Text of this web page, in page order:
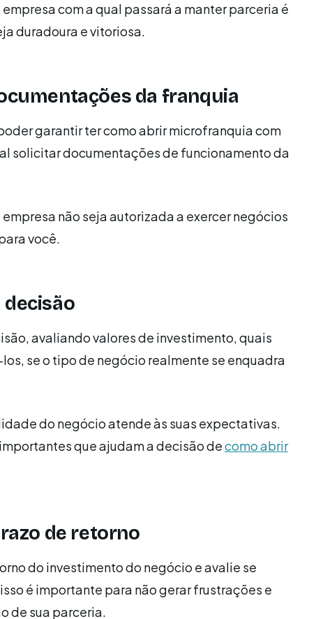
com a qual passará a manter parceria é
duradoura e vitoriosa.
da franquia
garantir ter como abrir microfranquia com
solicitar documentações de funcionamento da
não seja autorizada a exercer negócios
você.
decisão
avaliando valores de investimento, quais
se o tipo de negócio realmente se enquadra
do negócio atende às suas expectativas.
que ajudam a decisão decomo abrir
de retorno
do investimento do negócio e avalie se
é importante para não gerar frustrações e
de sua parceria.